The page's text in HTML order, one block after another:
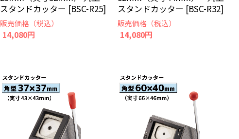
スタンドカッター [BSC-R25]
販売価格（税込）
14,080円
スタンドカッター [BSC-R32]
販売価格（税込）
14,080円